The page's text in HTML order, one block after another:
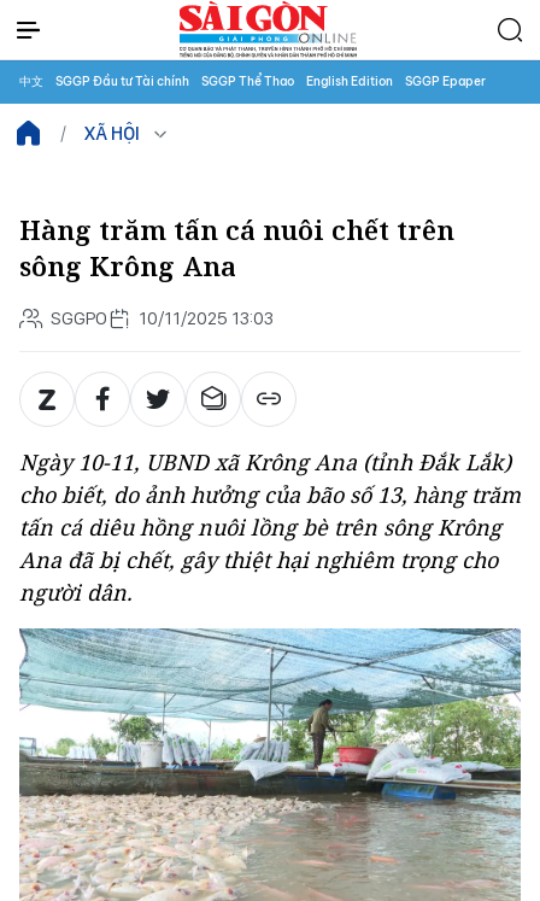
中文 SGGP Đầu tư Tài chính SGGP Thể Thao English Edition SGGP Epaper
XÃ HỘI
Hàng trăm tấn cá nuôi chết trên
sông Krông Ana
SGGPO 10/11/2025 13:03
Ngày 10-11, UBND xã Krông Ana (tỉnh Đắk Lắk)
cho biết, do ảnh hưởng của bão số 13, hàng trăm
tấn cá diêu hồng nuôi lồng bè trên sông Krông
Ana đã bị chết, gây thiệt hại nghiêm trọng cho
người dân.